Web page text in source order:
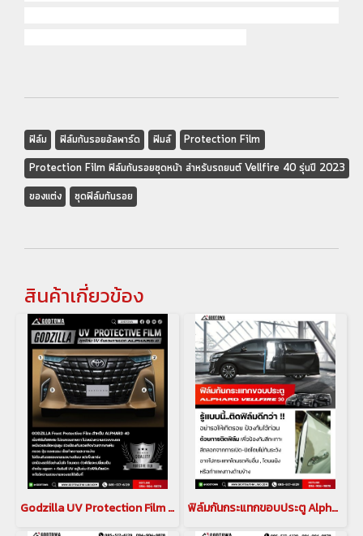
ฟิล์ม ฟิล์มกันรอยอัลพาร์ด ฟิมล์
Protection Film
Protection Film ฟิล์มกันรอยชุดหน้า สำหรับรถยนต์ Vellfire 40 รุ่นปี 2023
ของแต่ง
ชุดฟิล์มกันรอย
สินค้าเกี่ยวข้อง
Godzilla UV Protection Film ไฟหน้า & ไฟตัดหมอก สำหรับ Alphard 40 ฟิล์มกันกระแทกขอบประตู Alphard 30 Vellfire 30 ฟิล์มกันกระแทกขอบประตู อัลพาร์ด 30 เวลไฟร์ 30